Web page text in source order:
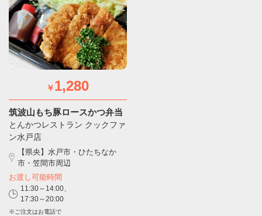
￥1,280
筑波山もち豚ロースかつ弁当
とんかつレストラン クックファ
ン水戸店
【県央】水戸市・ひたちなか
市・笠間市周辺
お渡し可能時間
11:30～14:00、
17:30～20:00
※ご注文はお電話で